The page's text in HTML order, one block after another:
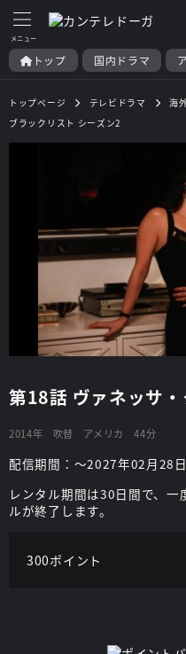
トップ 国内ドラマ
トップページ テレビドラマ 海
ブラックリスト シーズン2
第18話 ヴァネッサ・
2014年 吹替 アメリカ 44分
配信期間：～2027年02月28
レンタル期間は30日間で、
ルが終了します。
300ポイント